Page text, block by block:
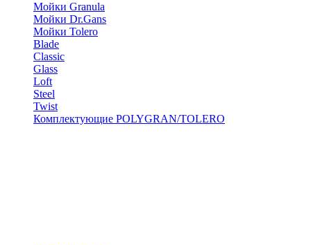
Мойки Granula
Мойки Dr.Gans
Мойки Tolero
Blade
Classic
Glass
Loft
Steel
Twist
Комплектующие POLYGRAN/TOLERO